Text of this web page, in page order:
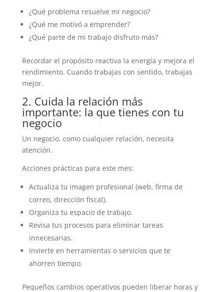
¿Qué problema resuelve mi negocio?
¿Qué me motivó a emprender?
¿Qué parte de mi trabajo disfruto más?
Recordar el propósito reactiva la energía y mejora el
rendimiento. Cuando trabajas con sentido, trabajas
mejor.
2. Cuida la relación más
importante: la que tienes con tu
negocio
Un negocio, como cualquier relación, necesita
atención.
Acciones prácticas para este mes:
Actualiza tu imagen profesional (web, firma de
correo, dirección fiscal).
Organiza tu espacio de trabajo.
Revisa tus procesos para eliminar tareas
innecesarias.
Invierte en herramientas o servicios que te
ahorren tiempo.
Pequeños cambios operativos pueden liberar horas y